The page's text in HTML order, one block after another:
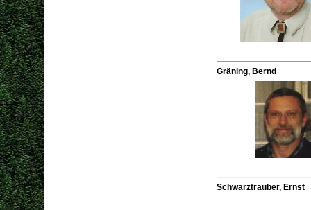
Gräning, Bernd
Schwarztrauber, Ernst